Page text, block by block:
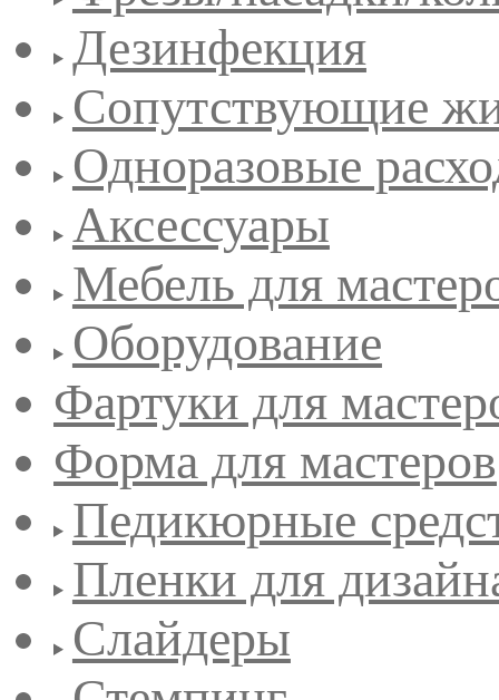
Дезинфекция
Сопутствующие
Одноразовые
Аксессуары
Мебель для
Оборудование
Фартуки для
Форма для мастеров
Педикюрные
Пленки для
Слайдеры